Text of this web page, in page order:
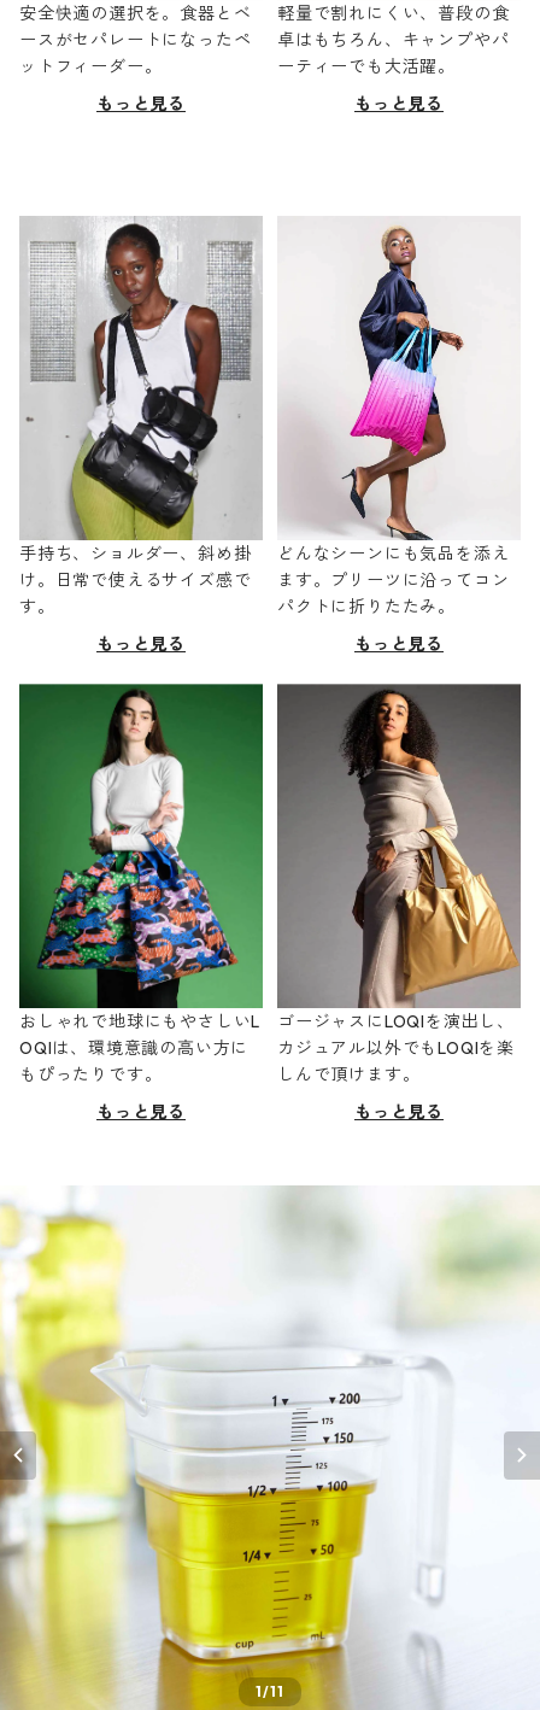
安全快適の選択を。食器とベ
ースがセパレートになったペ
ットフィーダー。
もっと見る
軽量で割れにくい、普段の食
卓はもちろん、キャンプやパ
ーティーでも大活躍。
もっと見る
手持ち、ショルダー、斜め掛
け。日常で使えるサイズ感で
す。
もっと見る
どんなシーンにも気品を添え
ます。プリーツに沿ってコン
パクトに折りたたみ。
もっと見る
おしゃれで地球にもやさしいL
OQIは、環境意識の高い方に
もぴったりです。
もっと見る
ゴージャスにLOQIを演出し、
カジュアル以外でもLOQIを楽
しんで頂けます。
もっと見る
1/11